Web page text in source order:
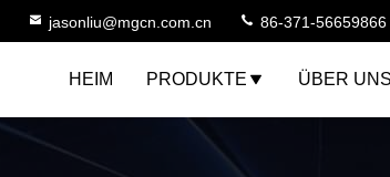
jasonliu@mgcn.com.cn 86-371-56659866
HEIM PRODUKTE ÜBER UNS